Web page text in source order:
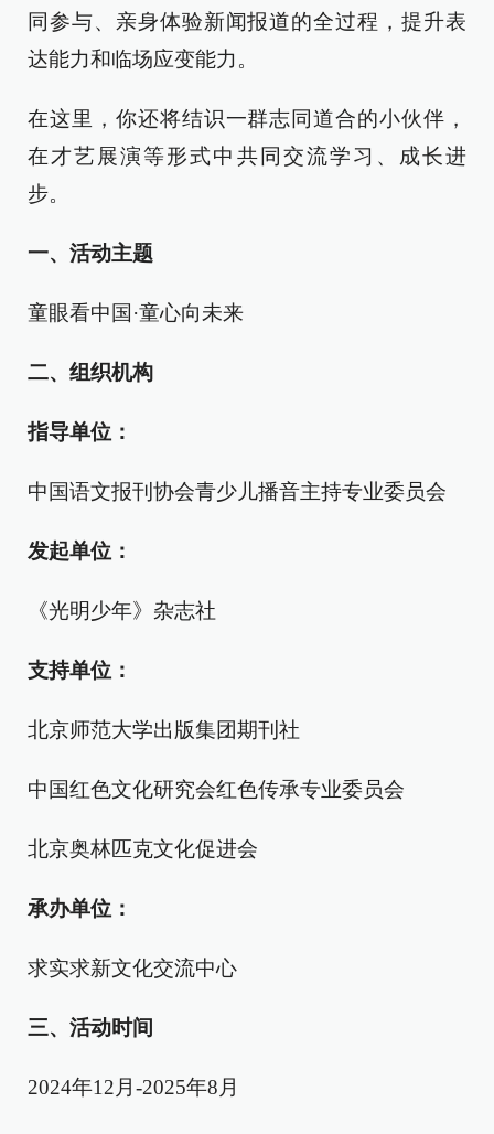
同参与、亲身体验新闻报道的全过程，提升表
达能力和临场应变能力。
在这里，你还将结识一群志同道合的小伙伴，
在才艺展演等形式中共同交流学习、成长进
步。
一、活动主题
童眼看中国·童心向未来
二、组织机构
指导单位：
中国语文报刊协会青少儿播音主持专业委员会
发起单位：
《光明少年》杂志社
支持单位：
北京师范大学出版集团期刊社
中国红色文化研究会红色传承专业委员会
北京奥林匹克文化促进会
承办单位：
求实求新文化交流中心
三、活动时间
2024年12月-2025年8月